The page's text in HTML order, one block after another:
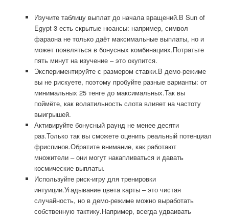
Изучите таблицу выплат до начала вращений.В Sun of
Egypt 3 есть скрытые нюансы: например, символ
фараона не только даёт максимальные выплаты, но и
может появляться в бонусных комбинациях.Потратьте
пять минут на изучение – это окупится.
Экспериментируйте с размером ставки.В демо-режиме
вы не рискуете, поэтому пробуйте разные варианты: от
минимальных 25 тенге до максимальных.Так вы
поймёте, как волатильность слота влияет на частоту
выигрышей.
Активируйте бонусный раунд не менее десяти
раз.Только так вы сможете оценить реальный потенциал
фриспинов.Обратите внимание, как работают
множители – они могут накапливаться и давать
космические выплаты.
Используйте риск-игру для тренировки
интуиции.Угадывание цвета карты – это чистая
случайность, но в демо-режиме можно выработать
собственную тактику.Например, всегда удваивать